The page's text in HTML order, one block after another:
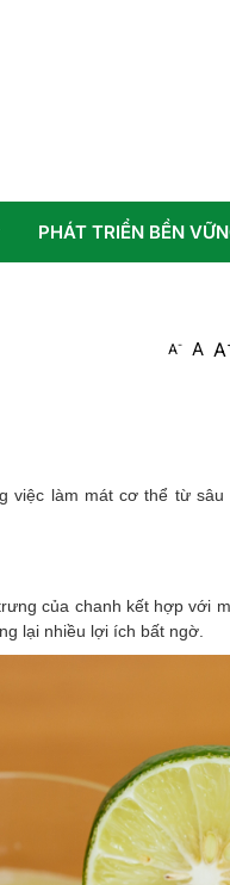
PHÁT TRIỂN BỀN
A- A A
việc làm mát cơ thể từ sâu
của chanh kết hợp với
lại nhiều lợi ích bất ngờ.